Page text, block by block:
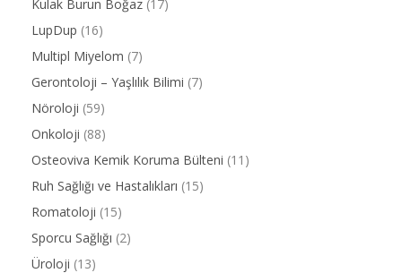
Kulak Burun Boğaz (17)
LupDup (16)
Multipl Miyelom (7)
Gerontoloji – Yaşlılık Bilimi (7)
Nöroloji (59)
Onkoloji (88)
Osteoviva Kemik Koruma Bülteni (11)
Ruh Sağlığı ve Hastalıkları (15)
Romatoloji (15)
Sporcu Sağlığı (2)
Üroloji (13)